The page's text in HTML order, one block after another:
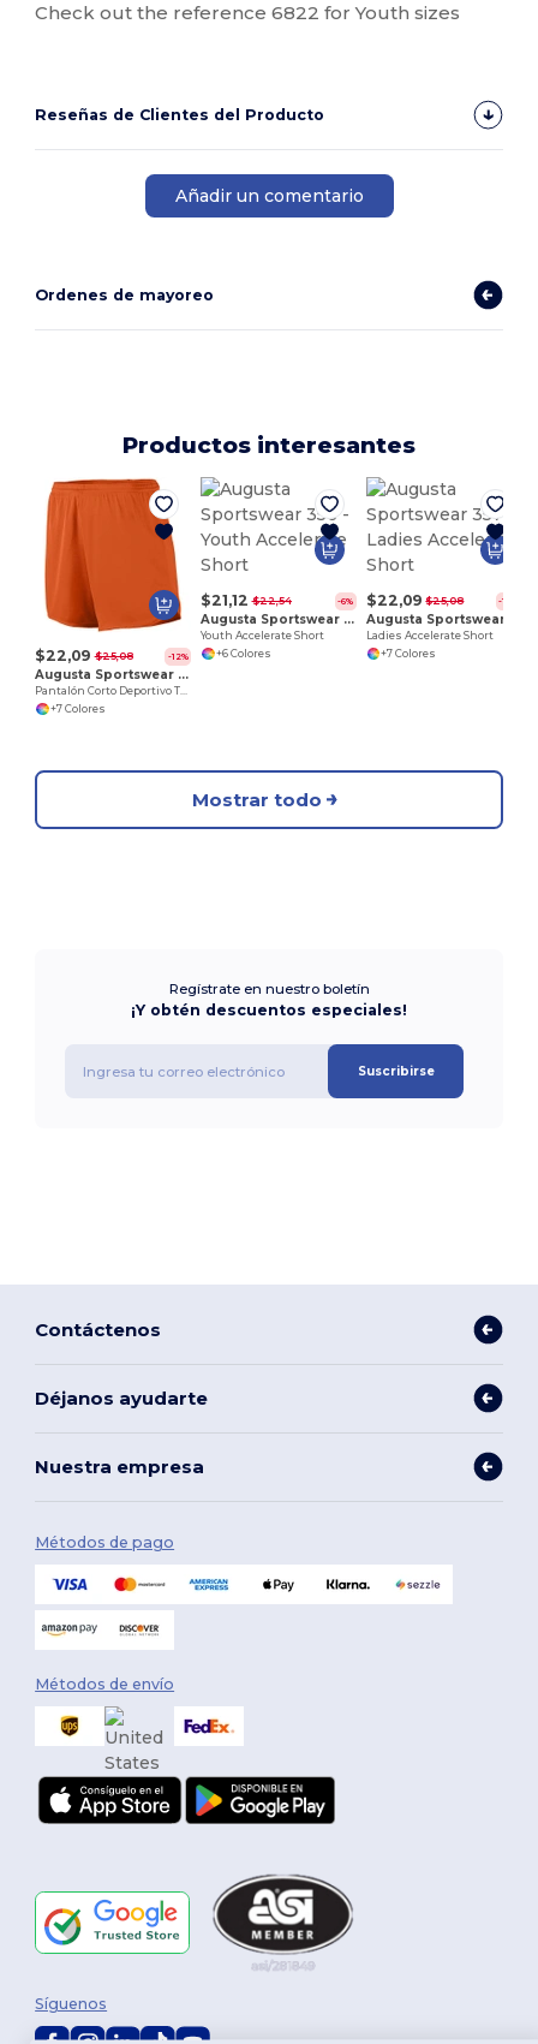
Check out the reference 6822 for Youth sizes
Reseñas de Clientes del Producto
Añadir un comentario
Ordenes de mayoreo
Productos interesantes
$22,09 $25,08 -12%
Augusta Sportswear 355
Pantalón Corto Deportivo Transpirable Juvenil
+7 Colores
$21,12 $22,54 -6%
Augusta Sportswear 356
Youth Accelerate Short
+6 Colores
$22,09 $25,08 -12%
Ladies Accelerate Short
+7 Colores
Mostrar todo
Regístrate en nuestro boletín
¡Y obtén descuentos especiales!
Suscribirse
Contáctenos
Déjanos ayudarte
Nuestra empresa
Métodos de pago
Métodos de envío
Síguenos